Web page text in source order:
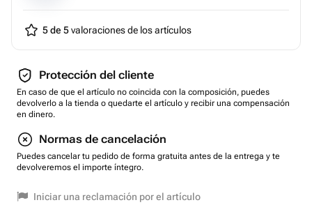
5 de 5valoraciones de los artículos
Protección del cliente
En caso de que el artículo no coincida con la composición, puedes
devolverlo a la tienda o quedarte el artículo y recibir una compensación
en dinero.
Normas de cancelación
Puedes cancelar tu pedido de forma gratuita antes de la entrega y te
devolveremos el importe íntegro.
Iniciar una reclamación por el artículo